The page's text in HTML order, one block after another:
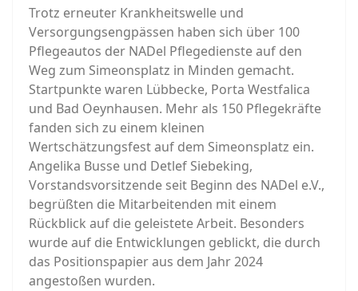
Trotz erneuter Krankheitswelle und
Versorgungsengpässen haben sich über 100
Pflegeautos der NADel Pflegedienste auf den
Weg zum Simeonsplatz in Minden gemacht.
Startpunkte waren Lübbecke, Porta Westfalica
und Bad Oeynhausen. Mehr als 150 Pflegekräfte
fanden sich zu einem kleinen
Wertschätzungsfest auf dem Simeonsplatz ein.
Angelika Busse und Detlef Siebeking,
Vorstandsvorsitzende seit Beginn des NADel e.V.,
begrüßten die Mitarbeitenden mit einem
Rückblick auf die geleistete Arbeit. Besonders
wurde auf die Entwicklungen geblickt, die durch
das Positionspapier aus dem Jahr 2024
angestoßen wurden.